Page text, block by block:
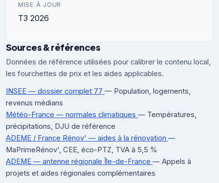
MISE À JOUR
T3 2026
Sources & références
Données de référence utilisées pour calibrer le contenu local,
les fourchettes de prix et les aides applicables.
INSEE — dossier complet 77 — Population, logements,
revenus médians
Météo-France — normales climatiques — Températures,
précipitations, DJU de référence
ADEME / France Rénov' — aides à la rénovation —
MaPrimeRénov', CEE, éco-PTZ, TVA à 5,5 %
ADEME — antenne régionale Île-de-France — Appels à
projets et aides régionales complémentaires